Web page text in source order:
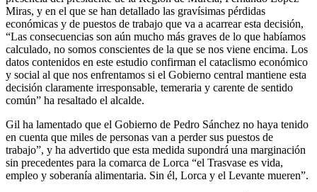
Miras, y en el que se han detallado las gravísimas pérdidas
económicas y de puestos de trabajo que va a acarrear esta decisión,
“Las consecuencias son aún mucho más graves de lo que habíamos
calculado, no somos conscientes de la que se nos viene encima. Los
datos contenidos en este estudio confirman el cataclismo económico
y social al que nos enfrentamos si el Gobierno central mantiene esta
decisión claramente irresponsable, temeraria y carente de sentido
común” ha resaltado el alcalde.
Gil ha lamentado que el Gobierno de Pedro Sánchez no haya tenido
en cuenta que miles de personas van a perder sus puestos de
trabajo”, y ha advertido que esta medida supondrá una marginación
sin precedentes para la comarca de Lorca “el Trasvase es vida,
empleo y soberanía alimentaria. Sin él, Lorca y el Levante mueren”.